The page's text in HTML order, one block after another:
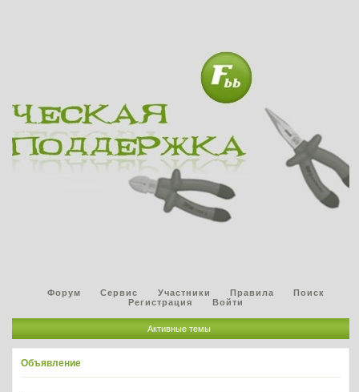
Форум Сервис Участники Правила
Поиск
Регистрация
Войти
Активные темы
Объявление